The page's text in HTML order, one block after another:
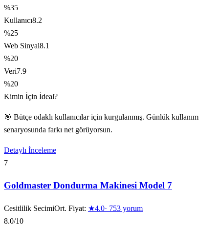
%35
Kullanıcı8.2
%25
Web Sinyal8.1
%20
Veri7.9
%20
Kimin İçin İdeal?
🎯 Bütçe odaklı kullanıcılar için kurgulanmış. Günlük kullanım
senaryosunda farkı net görüyorsun.
Detaylı İnceleme
7
Goldmaster Dondurma Makinesi Model 7
Cesitlilik SecimiOrt. Fiyat: ★4.0· 753 yorum
8.0/10